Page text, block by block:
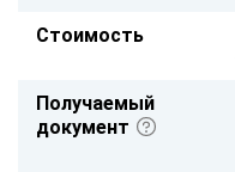
Стоимость
Получаемый
документ